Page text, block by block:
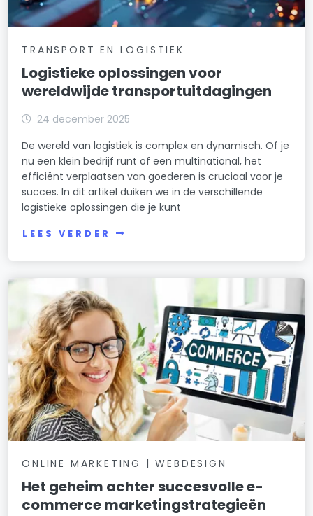
TRANSPORT EN LOGISTIEK
Logistieke oplossingen voor
wereldwijde transportuitdagingen
24 december 2025
De wereld van logistiek is complex en dynamisch. Of je
nu een klein bedrijf runt of een multinational, het
efficiënt verplaatsen van goederen is cruciaal voor je
succes. In dit artikel duiken we in de verschillende
logistieke oplossingen die je kunt
LEES VERDER
ONLINE MARKETING | WEBDESIGN
Het geheim achter succesvolle e-
commerce marketingstrategieën